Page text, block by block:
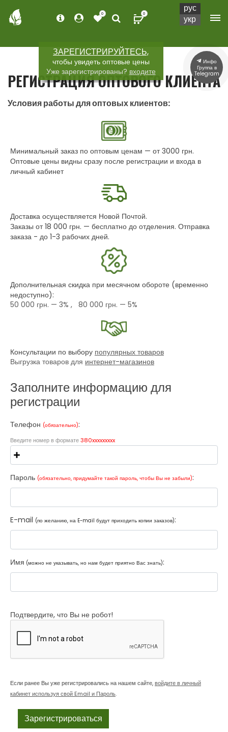
ЗАРЕГИСТРИРУЙТЕСЬ,
чтобы увидеть оптовые цены
Уже зарегистрированы? входите
0 0
РЕГИСТРАЦИЯ ОПТОВОГО КЛИЕНТА
Условия работы для оптовых клиентов:
Минимальный заказ по оптовым ценам — от 3000 грн.
Оптовые цены видны сразу после регистрации и входа в
личный кабинет
Доставка осуществляется Новой Почтой.
Заказы от 18 000 грн. — бесплатно до отделения. Отправка
заказа - до 1-3 рабочих дней.
Дополнительная скидка при месячном обороте (временно
недоступно):
50 000 грн. — 3% , 80 000 грн. — 5%
Консультации по выбору популярных товаров
Выгрузка товаров для интернет-магазинов
Заполните информацию для
регистрации
Телефон (обязательно):
Введите номер в формате380xxxxxxxxx
Пароль (обязательно, придумайте такой пароль, чтобы Вы не забыли):
E-mail (по желанию, на E-mail будут приходить копии заказов):
Имя (можно не указывать, но нам будет приятно Вас знать):
Подтвердите, что Вы не робот!
Если ранее Вы уже регистрировались на нашем сайте,войдите в личный
кабинет используя свой Email и Пароль.
рус
укр
Инфо
Группа в
Telegram